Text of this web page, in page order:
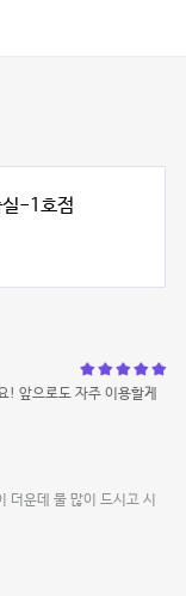
실-1호점
! 앞으로도 자주 이용할게
더운데 물 많이 드시고 시